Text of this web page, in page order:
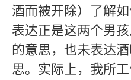
酒而被开除）了解
表达正是这两个男
的意思，也未表达
思。实际上，我所